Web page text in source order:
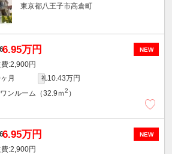
東京都八王子市高倉町
NEW
6.95万円
2,900円
月 礼10.43万円
ワンルーム（32.9ｍ2 ）
NEW
6.95万円
2,900円